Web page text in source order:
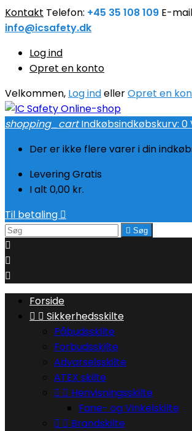
Kontakt Telefon: +45 35 108 109 E-
info@icsafety.dk
Log ind
Opret en konto
Velkommen, Log indellerOpret en
shopping_cart Indkøbsindkøbskurv: 0
Der er ikke flere varer i din
LeveringGratis
I alt 0,00 kr.
Til betaling 
 Søg



Forside
  Sikkerhedsskilte
Påbudsskilte
Forbudsskilte
Advarselsskilte
ATEX skilte
  Henvisningsskilte
Fane- og Vinkelskilte
  Brandskilte